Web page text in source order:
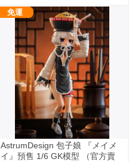
免運
AstrumDesign 包子娘 『メイメ
イ』預售 1/6 GK模型 （官方賣